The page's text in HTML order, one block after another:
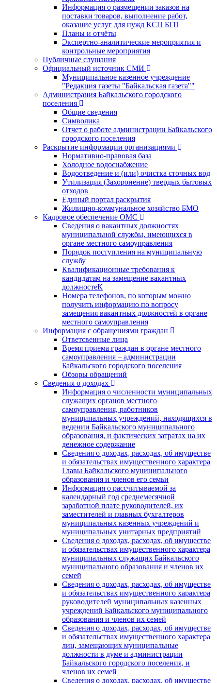
Информация о размещении заказов на
поставки товаров, выполнение работ,
оказание услуг для нужд КСП БГП
Планы и отчёты
Экспертно-аналитические мероприятия и
контрольные мероприятия
Публичные слушания
Официальный источник СМИ
Муниципальное казенное учреждение
"Редакция газеты "Байкальская газета""
Администрация Байкальского городского
поселения
Общие сведения
Символика
Отчет о работе администрации Байкальского
городского поселения
Раскрытие информации организациями
Нормативно-правовая база
Холодное водоснабжение
Водоотведение и (или) очистка сточных вод
Утилизация (Захоронение) твердых бытовых
отходов
Единый портал раскрытия
Жилищно-коммунальное хозяйство БМО
Кадровое обеспечение ОМС
Сведения о вакантных должностях
муниципальной службы, имеющихся в
органе местного самоуправления
Порядок поступления на муниципальную
службу
Квалификационные требования к
кандидатам на замещение вакантных
должностеК
Номера телефонов, по которым можно
получить информацию по вопросу
замещения вакантных должностей в органе
местного самоуправления
Информация с обращениями граждан
Ответсвенные лица
Время приема граждан в органе местного
самоуправления – администрации
Байкальского городского поселения
Обзоры обращений
Сведения о доходах
Информация о численности муниципальных
служащих органов местного
самоуправления, работников
муниципальных учреждений, находящихся в
ведении Байкальского муниципального
образования, и фактических затратах на их
денежное содержание
Сведения о доходах, расходах, об имуществе
и обязательствах имущественного характера
Главы Байкальского муниципального
образования и членов его семьи
Информация о рассчитываемой за
календарный год среднемесячной
заработной плате руководителей, их
заместителей и главных бухгалтеров
муниципальных казенных учреждений и
муниципальных унитарных предприятий
Сведения о доходах, расходах, об имуществе
и обязательствах имущественного характера
муниципальных служащих Байкальского
муниципального образования и членов их
семей
Сведения о доходах, расходах, об имуществе
и обязательствах имущественного характера
руководителей муниципальных казенных
учреждений Байкальского муниципального
образования и членов их семей
Сведения о доходах, расходах, об имуществе
и обязательствах имущественного характера
лиц, замещающих муниципальные
должности в думе и администрации
Байкальского городского поселения, и
членов их семей
Сведения о доходах, расходах, об имуществе